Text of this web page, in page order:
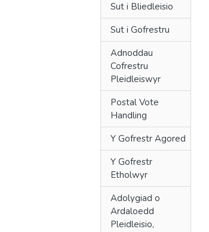
Sut i Bliedleisio
Sut i Gofrestru
Adnoddau
Cofrestru
Pleidleiswyr
Postal Vote
Handling
Y Gofrestr Agored
Y Gofrestr
Etholwyr
Adolygiad o
Ardaloedd
Pleidleisio,